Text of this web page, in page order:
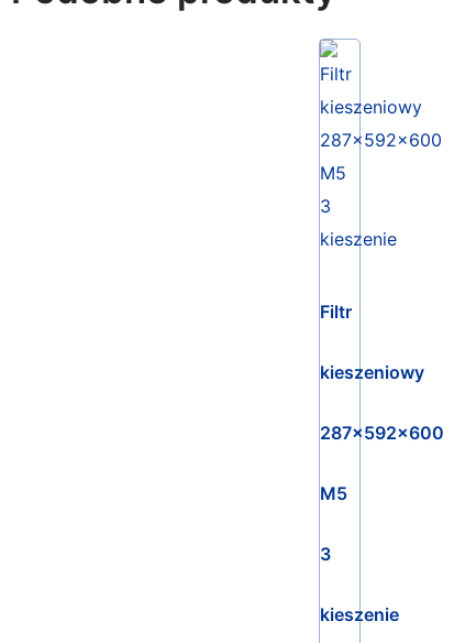
Filtr
kieszeniowy
287x592x600
M5
3
kieszenie